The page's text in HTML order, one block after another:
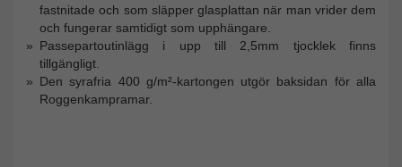
fastnitade och som släpper glasplattan när man vrider dem
och fungerar samtidigt som upphängare.
Passepartoutinlägg i upp till 2,5mm tjocklek finns
tillgängligt.
Den syrafria 400 g/m²-kartongen utgör baksidan för alla
Roggenkampramar.